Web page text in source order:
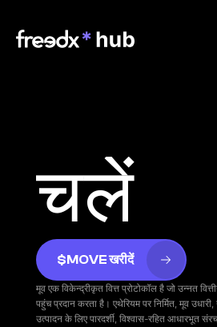
चलें
$MOVE खरीदें
मूव एक विकेन्द्रीकृत वित्त प्रोटोकॉल है जो उन्नत
पहुंच प्रदान करता है। एथेरियम पर निर्मित, मूव
उत्पादन के लिए पारदर्शी, विश्वास-रहित आधारभूत